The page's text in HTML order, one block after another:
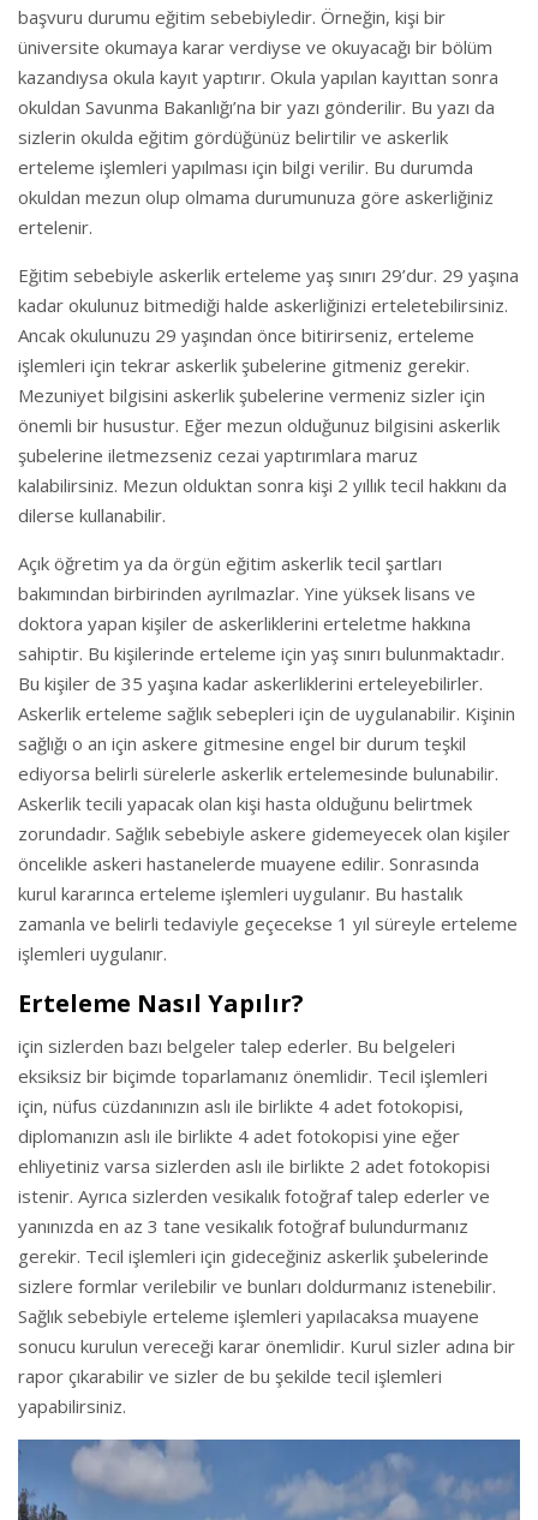
başvuru durumu eğitim sebebiyledir. Örneğin, kişi bir
üniversite okumaya karar verdiyse ve okuyacağı bir bölüm
kazandıysa okula kayıt yaptırır. Okula yapılan kayıttan sonra
okuldan Savunma Bakanlığı’na bir yazı gönderilir. Bu yazı da
sizlerin okulda eğitim gördüğünüz belirtilir ve askerlik
erteleme işlemleri yapılması için bilgi verilir. Bu durumda
okuldan mezun olup olmama durumunuza göre askerliğiniz
ertelenir.
Eğitim sebebiyle askerlik erteleme yaş sınırı 29’dur. 29 yaşına
kadar okulunuz bitmediği halde askerliğinizi erteletebilirsiniz.
Ancak okulunuzu 29 yaşından önce bitirirseniz, erteleme
işlemleri için tekrar askerlik şubelerine gitmeniz gerekir.
Mezuniyet bilgisini askerlik şubelerine vermeniz sizler için
önemli bir husustur. Eğer mezun olduğunuz bilgisini askerlik
şubelerine iletmezseniz cezai yaptırımlara maruz
kalabilirsiniz. Mezun olduktan sonra kişi 2 yıllık tecil hakkını da
dilerse kullanabilir.
Açık öğretim ya da örgün eğitim askerlik tecil şartları
bakımından birbirinden ayrılmazlar. Yine yüksek lisans ve
doktora yapan kişiler de askerliklerini erteletme hakkına
sahiptir. Bu kişilerinde erteleme için yaş sınırı bulunmaktadır.
Bu kişiler de 35 yaşına kadar askerliklerini erteleyebilirler.
Askerlik erteleme sağlık sebepleri için de uygulanabilir. Kişinin
sağlığı o an için askere gitmesine engel bir durum teşkil
ediyorsa belirli sürelerle askerlik ertelemesinde bulunabilir.
Askerlik tecili yapacak olan kişi hasta olduğunu belirtmek
zorundadır. Sağlık sebebiyle askere gidemeyecek olan kişiler
öncelikle askeri hastanelerde muayene edilir. Sonrasında
kurul kararınca erteleme işlemleri uygulanır. Bu hastalık
zamanla ve belirli tedaviyle geçecekse 1 yıl süreyle erteleme
işlemleri uygulanır.
Erteleme Nasıl Yapılır?
için sizlerden bazı belgeler talep ederler. Bu belgeleri
eksiksiz bir biçimde toparlamanız önemlidir. Tecil işlemleri
için, nüfus cüzdanınızın aslı ile birlikte 4 adet fotokopisi,
diplomanızın aslı ile birlikte 4 adet fotokopisi yine eğer
ehliyetiniz varsa sizlerden aslı ile birlikte 2 adet fotokopisi
istenir. Ayrıca sizlerden vesikalık fotoğraf talep ederler ve
yanınızda en az 3 tane vesikalık fotoğraf bulundurmanız
gerekir. Tecil işlemleri için gideceğiniz askerlik şubelerinde
sizlere formlar verilebilir ve bunları doldurmanız istenebilir.
Sağlık sebebiyle erteleme işlemleri yapılacaksa muayene
sonucu kurulun vereceği karar önemlidir. Kurul sizler adına bir
rapor çıkarabilir ve sizler de bu şekilde tecil işlemleri
yapabilirsiniz.